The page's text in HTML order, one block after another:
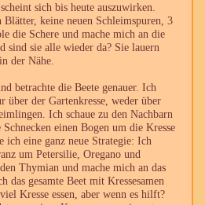
sich bis heute auszuwirken.
Blätter, keine neuen Schleimspuren, 3
die Schere und mache mich an die
sind sie alle wieder da? Sie lauern
der Nähe.
betrachte die Beete genauer. Ich
über der Gartenkresse, weder über
Ich schaue zu den Nachbarn
einen Bogen um die Kresse
ich eine ganz neue Strategie: Ich
um Petersilie, Oregano und
Thymian und mache mich an das
das gesamte Beet mit Kressesamen
Kresse essen, aber wenn es hilft?